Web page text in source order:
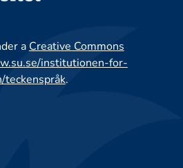
a Creative Commons
institutionen-for-
teckenspråk.